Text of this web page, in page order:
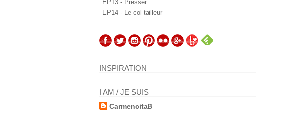
EP13 - Presser
EP14 - Le col tailleur
INSPIRATION
I AM / JE SUIS
CarmencitaB